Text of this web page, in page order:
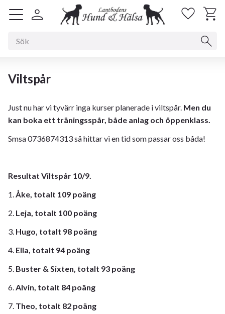
Meny
Viltspår
Just nu har vi tyvärr inga kurser planerade i viltspår. Men du
kan boka ett träningsspår, både anlag och öppenklass.
Smsa 0736874313 så hittar vi en tid som passar oss båda!
Resultat Viltspår 10/9.
1.Åke, totalt 109 poäng
2. Leja, totalt 100 poäng
3. Hugo, totalt 98 poäng
4. Ella, totalt 94 poäng
5. Buster & Sixten, totalt 93 poäng
6.Alvin, totalt 84 poäng
7. Theo, totalt 82 poäng